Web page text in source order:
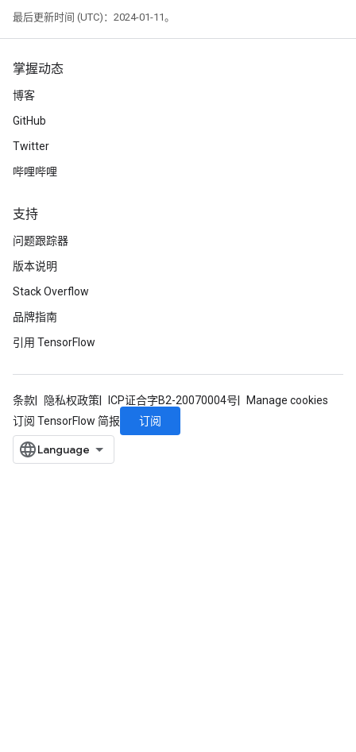
最后更新时间 (UTC)：2024-01-11。
掌握动态
博客
GitHub
Twitter
哔哩哔哩
支持
问题跟踪器
版本说明
Stack Overflow
品牌指南
引用 TensorFlow
条款 隐私权政策 ICP证合字B2-20070004号
Manage cookies
订阅 TensorFlow 简报
订阅